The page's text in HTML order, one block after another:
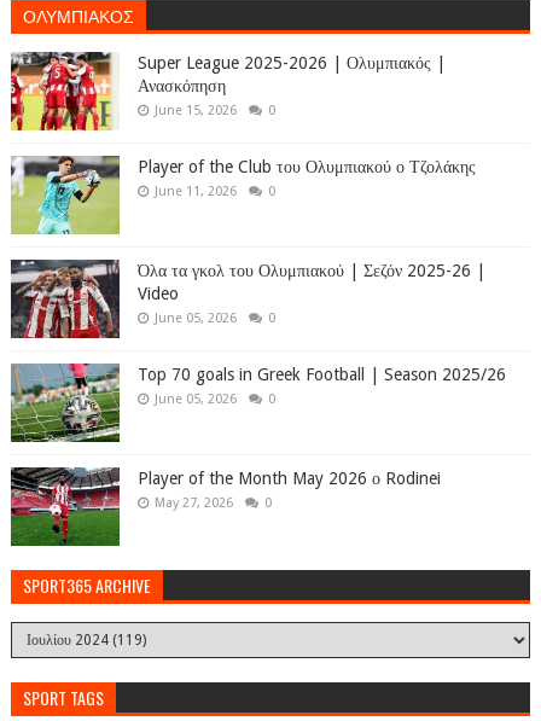
ΟΛΥΜΠΙΑΚΟΣ
Super League 2025-2026 | Ολυμπιακός |
Ανασκόπηση
June 15, 2026 0
Player of the Club του Ολυμπιακού ο Τζολάκης
June 11, 2026 0
Όλα τα γκολ του Ολυμπιακού | Σεζόν 2025-26 |
Video
June 05, 2026 0
Top 70 goals in Greek Football | Season 2025/26
June 05, 2026 0
Player of the Month May 2026 ο Rodinei
May 27, 2026 0
SPORT365 ARCHIVE
SPORT TAGS